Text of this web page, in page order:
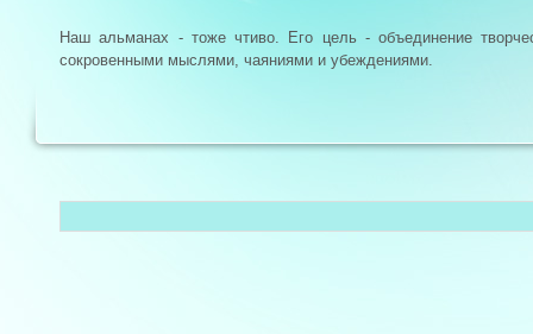
Наш альманах - тоже чтиво. Его цель - объединение
сокровенными мыслями, чаяниями и убеждениями.